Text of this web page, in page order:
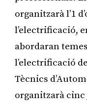
organitzarà l’1
l’electrificació,
abordaran
l’electrificació
Tècnics
organitzarà